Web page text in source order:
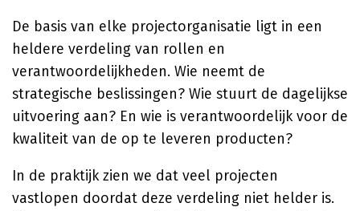
De basis van elke projectorganisatie ligt in een
heldere verdeling van rollen en
verantwoordelijkheden. Wie neemt de
strategische beslissingen? Wie stuurt de dagelijkse
uitvoering aan? En wie is verantwoordelijk voor de
kwaliteit van de op te leveren producten?
In de praktijk zien we dat veel projecten
vastlopen doordat deze verdeling niet helder is.